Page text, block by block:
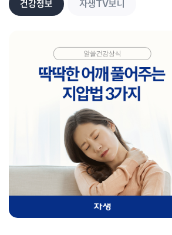
건강정보 자생TV보니